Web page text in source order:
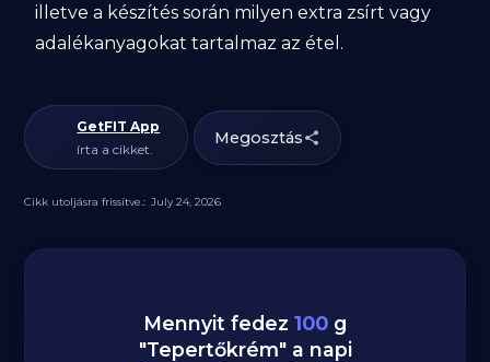
illetve a készítés során milyen extra zsírt vagy
adalékanyagokat tartalmaz az étel.
GetFIT App
írta a cikket.
Megosztás
Cikk utoljásra frissítve.: July 24, 2026
Mennyit fedez 100 g
"Tepertőkrém" a napi